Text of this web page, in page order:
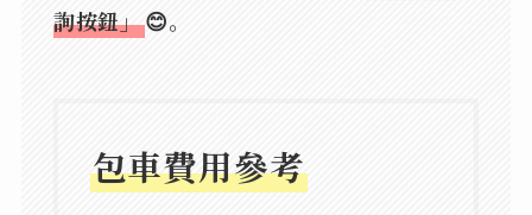
詢按鈕」😊。
包車費用參考